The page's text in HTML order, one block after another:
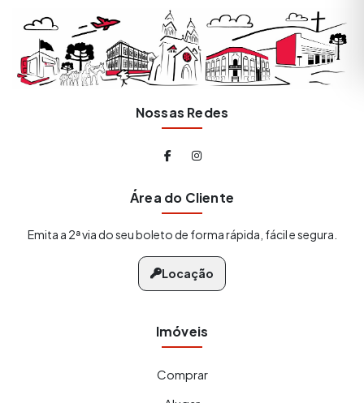
Nossas Redes
Área do Cliente
Emita a 2ª via do seu boleto de forma rápida, fácil e segura.
Locação
Imóveis
Comprar